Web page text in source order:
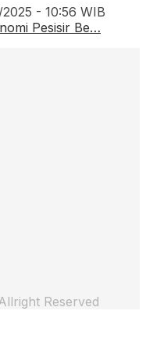
- 10:56 WIB
Pesisir Be…
Reserved